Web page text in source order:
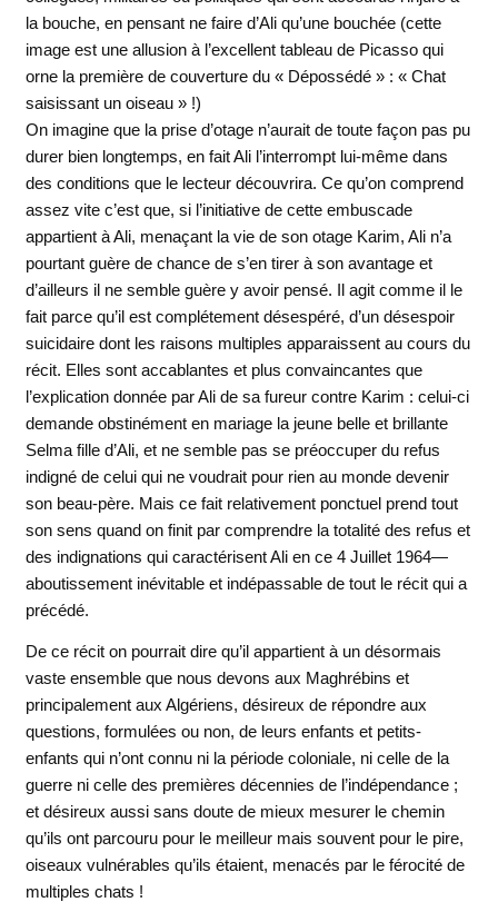
la bouche, en pensant ne faire d’Ali qu’une bouchée (cette
image est une allusion à l’excellent tableau de Picasso qui
orne la première de couverture du « Dépossédé » : « Chat
saisissant un oiseau » !)
On imagine que la prise d’otage n’aurait de toute façon pas pu
durer bien longtemps, en fait Ali l’interrompt lui-même dans
des conditions que le lecteur découvrira. Ce qu’on comprend
assez vite c’est que, si l’initiative de cette embuscade
appartient à Ali, menaçant la vie de son otage Karim, Ali n’a
pourtant guère de chance de s’en tirer à son avantage et
d’ailleurs il ne semble guère y avoir pensé. Il agit comme il le
fait parce qu’il est complétement désespéré, d’un désespoir
suicidaire dont les raisons multiples apparaissent au cours du
récit. Elles sont accablantes et plus convaincantes que
l’explication donnée par Ali de sa fureur contre Karim : celui-ci
demande obstinément en mariage la jeune belle et brillante
Selma fille d’Ali, et ne semble pas se préoccuper du refus
indigné de celui qui ne voudrait pour rien au monde devenir
son beau-père. Mais ce fait relativement ponctuel prend tout
son sens quand on finit par comprendre la totalité des refus et
des indignations qui caractérisent Ali en ce 4 Juillet 1964—
aboutissement inévitable et indépassable de tout le récit qui a
précédé.
De ce récit on pourrait dire qu’il appartient à un désormais
vaste ensemble que nous devons aux Maghrébins et
principalement aux Algériens, désireux de répondre aux
questions, formulées ou non, de leurs enfants et petits-
enfants qui n’ont connu ni la période coloniale, ni celle de la
guerre ni celle des premières décennies de l’indépendance ;
et désireux aussi sans doute de mieux mesurer le chemin
qu’ils ont parcouru pour le meilleur mais souvent pour le pire,
oiseaux vulnérables qu’ils étaient, menacés par le férocité de
multiples chats !